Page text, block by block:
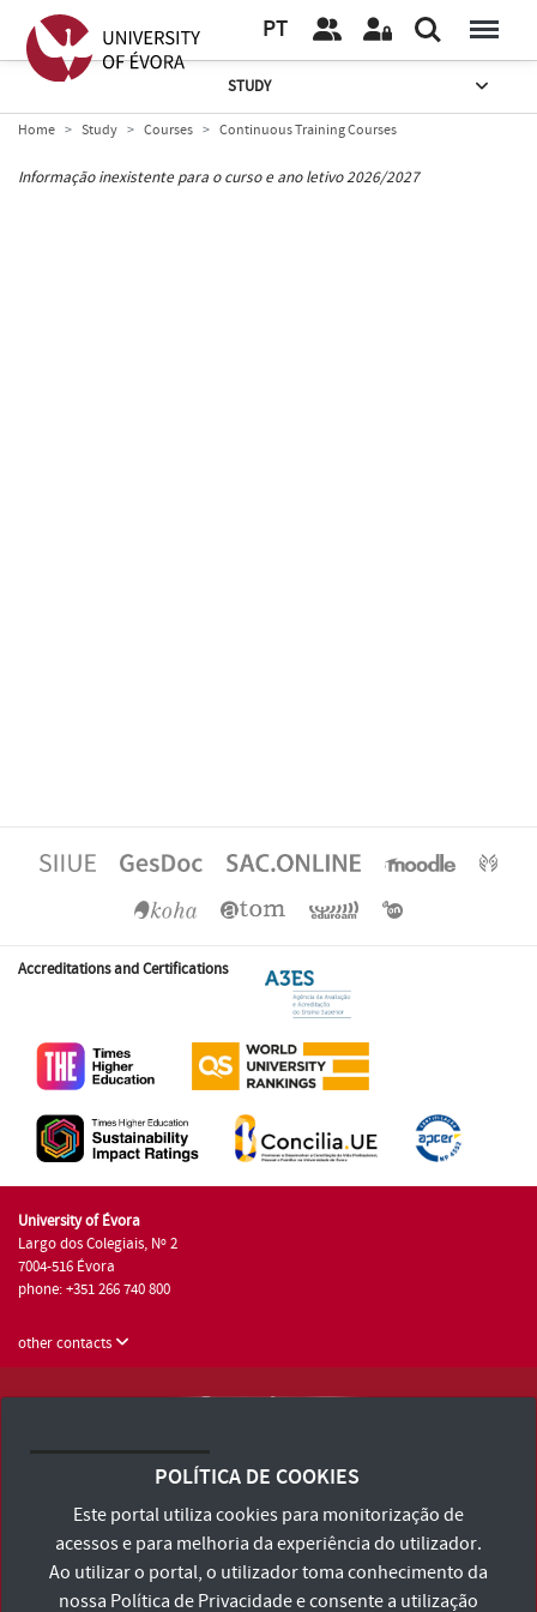
PT
STUDY
Home Study Courses Continuous Training Courses
Informação inexistente para o curso e ano letivo 2026/2027
Accreditations and Certifications
University of Évora
Largo dos Colegiais, Nº 2
7004-516 Évora
phone: +351 266 740 800
other contacts
Terms and Conditions and Privacy Policy
Accessibility Statement
POLÍTICA DE COOKIES
Este portal utiliza cookies para monitorização de
acessos e para melhoria da experiência do utilizador.
Ao utilizar o portal, o utilizador toma conhecimento da
nossa Política de Privacidadee consente a utilização